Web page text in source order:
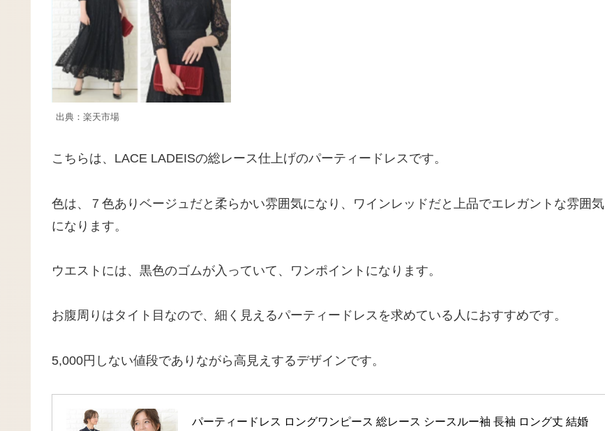
出典：楽天市場
こちらは、LACE LADEISの総レース仕上げのパーティードレスです。
色は、７色ありベージュだと柔らかい雰囲気になり、ワインレッドだと上品でエレガントな雰囲気
になります。
ウエストには、黒色のゴムが入っていて、ワンポイントになります。
お腹周りはタイト目なので、細く見えるパーティードレスを求めている人におすすめです。
5,000円しない値段でありながら高見えするデザインです。
パーティードレス ロングワンピース 総レース シースルー袖 長袖 ロング丈 結婚